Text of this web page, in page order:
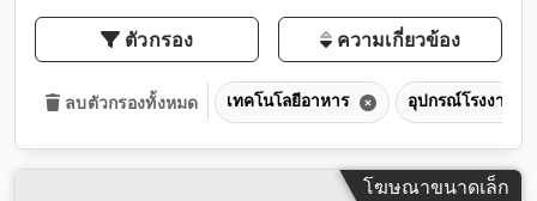
ตัวกรอง ความเกี่ยวข้อง
ลบตัวกรองทั้งหมด เทคโนโลยีอาหาร อุปกรณ์โรงงานผ
โฆษณาขนาดเล็ก